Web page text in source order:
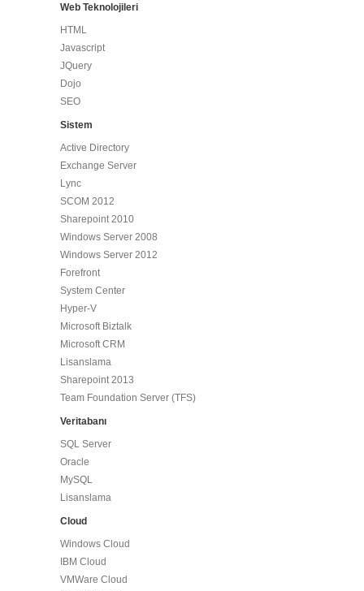
Web Teknolojileri
HTML
Javascript
JQuery
Dojo
SEO
Sistem
Active Directory
Exchange Server
Lync
SCOM 2012
Sharepoint 2010
Windows Server 2008
Windows Server 2012
Forefront
System Center
Hyper-V
Microsoft Biztalk
Microsoft CRM
Lisanslama
Sharepoint 2013
Team Foundation Server (TFS)
Veritabanı
SQL Server
Oracle
MySQL
Lisanslama
Cloud
Windows Cloud
IBM Cloud
VMWare Cloud